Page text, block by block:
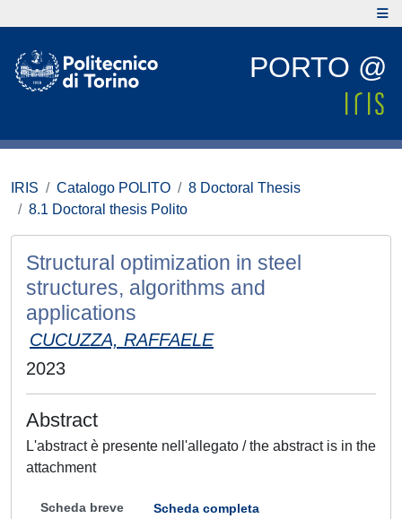
PORTO @
IRIS Catalogo POLITO
8 Doctoral Thesis
8.1 Doctoral thesis Polito
Structural optimization in steel
structures, algorithms and
applications
CUCUZZA, RAFFAELE
2023
Abstract
L'abstract è presente nell'allegato / the abstract is in the
attachment
Scheda breve Scheda completa